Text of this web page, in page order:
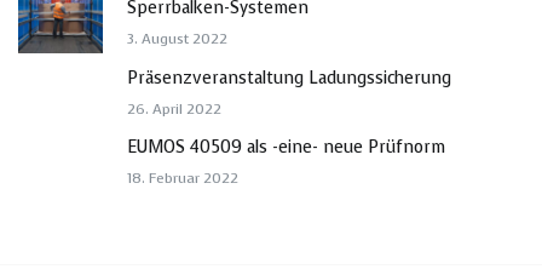
Sperrbalken-Systemen
3. August 2022
Präsenzveranstaltung Ladungssicherung
26. April 2022
EUMOS 40509 als -eine- neue Prüfnorm
18. Februar 2022